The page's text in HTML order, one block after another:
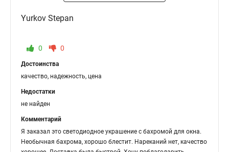
Yurkov Stepan
0 0
Достоинства
качество, надежность, цена
Недостатки
не найден
Комментарий
Я заказал это светодиодное украшение с бахромой для окна.
Необычная бахрома, хорошо блестит. Нареканий нет, качество